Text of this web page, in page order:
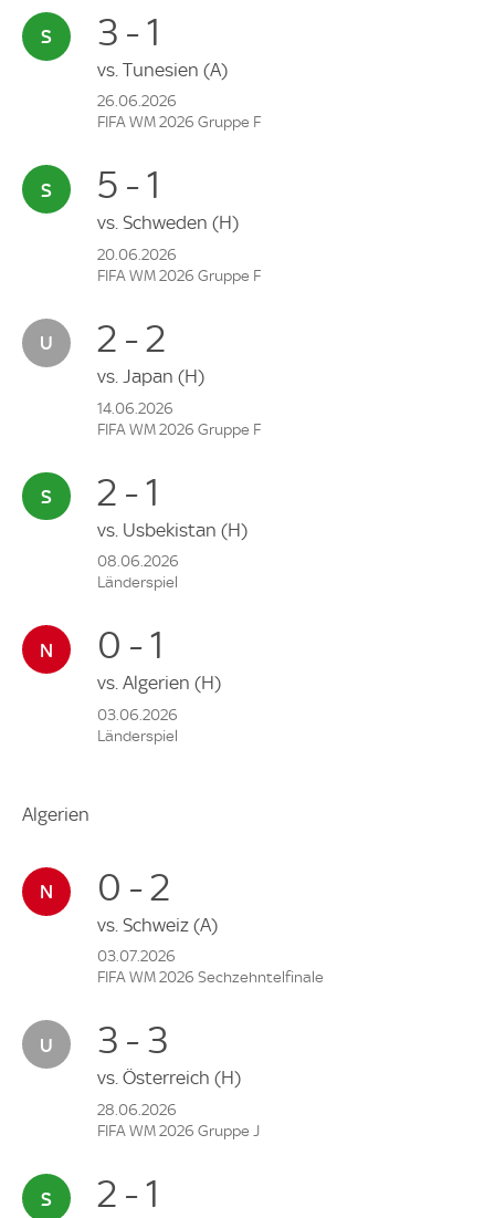
3 - 1
vs. Tunesien (A)
26.06.2026
FIFA WM 2026 Gruppe F
5 - 1
vs. Schweden (H)
20.06.2026
FIFA WM 2026 Gruppe F
2 - 2
vs. Japan (H)
14.06.2026
FIFA WM 2026 Gruppe F
2 - 1
vs. Usbekistan (H)
08.06.2026
Länderspiel
0 - 1
vs. Algerien (H)
03.06.2026
Länderspiel
Algerien
0 - 2
vs. Schweiz (A)
03.07.2026
FIFA WM 2026 Sechzehntelfinale
3 - 3
vs. Österreich (H)
28.06.2026
FIFA WM 2026 Gruppe J
2 - 1